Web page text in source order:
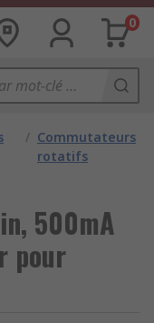
0
/ Commutateurs
rotatifs
500mA
pour